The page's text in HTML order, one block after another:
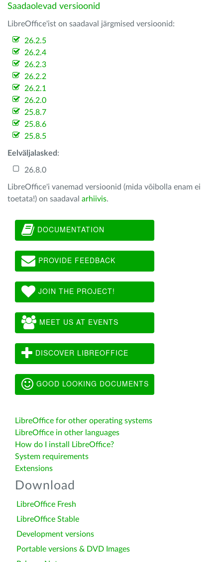
Saadaolevad versioonid
LibreOffice'ist on saadaval järgmised versioonid:
26.2.5
26.2.4
26.2.3
26.2.2
26.2.1
26.2.0
25.8.7
25.8.6
25.8.5
Eelväljalasked :
26.8.0
LibreOffice'i vanemad versioonid (mida võibolla enam ei
toetata!) on saadaval arhiivis.
DOCUMENTATION
PROVIDE FEEDBACK
JOIN THE PROJECT!
MEET US AT EVENTS
DISCOVER LIBREOFFICE
GOOD LOOKING DOCUMENTS
LibreOffice for other operating systems
LibreOffice in other languages
How do I install LibreOffice?
System requirements
Extensions
Download
LibreOffice Fresh
LibreOffice Stable
Development versions
Portable versions & DVD Images